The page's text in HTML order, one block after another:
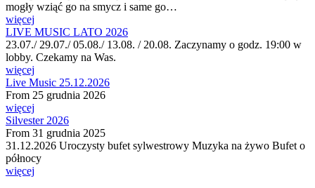
mogły wziąć go na smycz i same go…
więcej
LIVE MUSIC LATO 2026
23.07./ 29.07./ 05.08./ 13.08. / 20.08. Zaczynamy o godz. 19:00 w
lobby. Czekamy na Was.
więcej
Live Music 25.12.2026
From 25 grudnia 2026
więcej
Silvester 2026
From 31 grudnia 2025
31.12.2026 Uroczysty bufet sylwestrowy Muzyka na żywo Bufet o
północy
więcej